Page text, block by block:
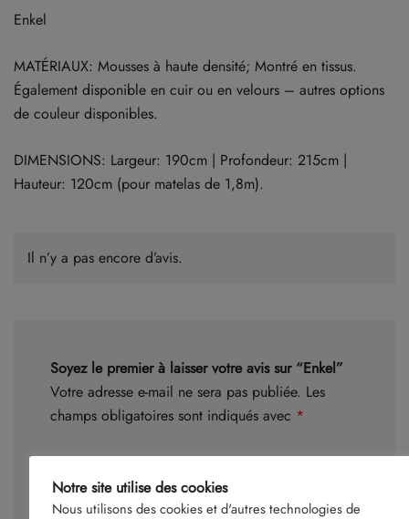
Enkel
MATÉRIAUX: Mousses à haute densité; Montré en tissus.
Également disponible en cuir ou en velours – autres options
de couleur disponibles.
DIMENSIONS: Largeur: 190cm | Profondeur: 215cm |
Hauteur: 120cm (pour matelas de 1,8m).
Il n’y a pas encore d’avis.
Soyez le premier à laisser votre avis sur “Enkel”
Votre adresse e-mail ne sera pas publiée. Les
champs obligatoires sont indiqués avec *
Votre note*
Notre site utilise des cookies
Nous utilisons des cookies et d'autres technologies de